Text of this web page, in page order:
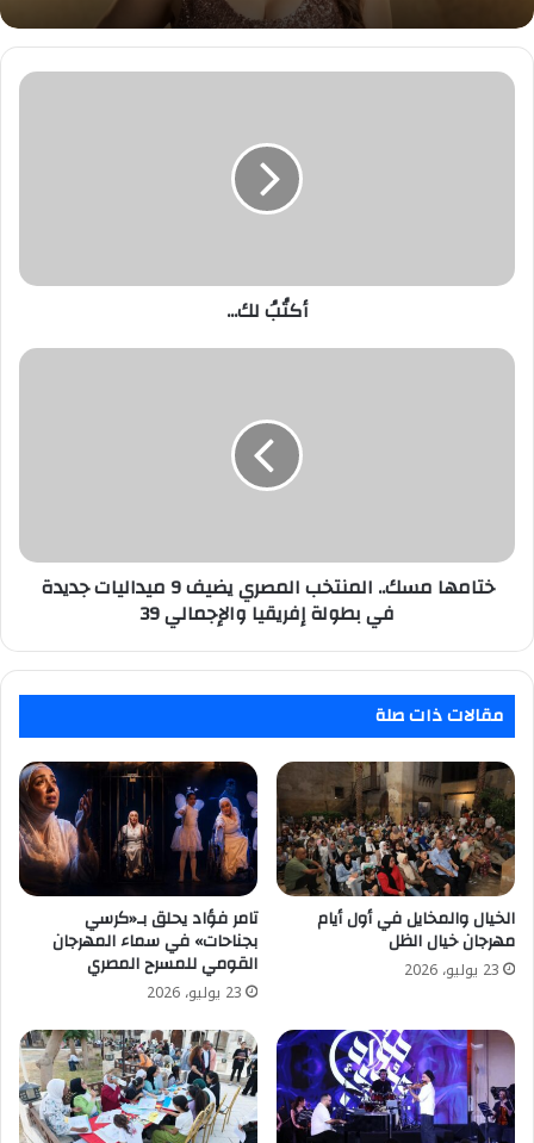
بعد نجاح «خط أحمر» و«بمزاجي»
أكتُبُ
أكتُبُ لك...
ختامها
في
بطولة
39
ختامها مسك.. المنتخب المصري يضيف 9 ميداليات جديدة
في بطولة إفريقيا والإجمالي 39
مقالات ذات صلة
الخيال والمخايل في أول أيام
مهرجان خيال الظل
23 يوليو، 2026
تامر فؤاد يحلق بـ«كرسي
بجناحات» في سماء المهرجان
القومي للمسرح المصري
23 يوليو، 2026